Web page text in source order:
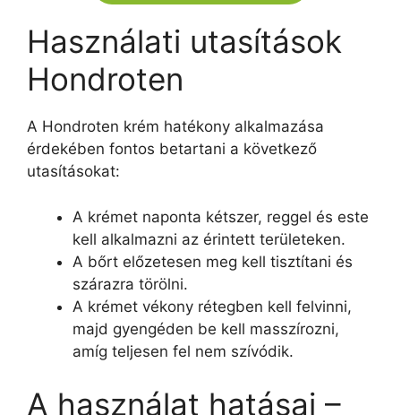
Használati utasítások
Hondroten
A Hondroten krém hatékony alkalmazása
érdekében fontos betartani a következő
utasításokat:
A krémet naponta kétszer, reggel és este
kell alkalmazni az érintett területeken.
A bőrt előzetesen meg kell tisztítani és
szárazra törölni.
A krémet vékony rétegben kell felvinni,
majd gyengéden be kell masszírozni,
amíg teljesen fel nem szívódik.
A használat hatásai –